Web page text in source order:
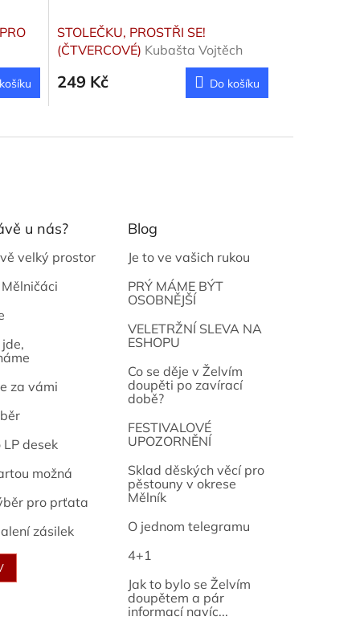
STOLEČKU, PROSTŘI SE!
(ČTVERCOVÉ) Kubašta Vojtěch
249 Kč Do košíku
u nás?
velký prostor
za vámi
desek
možná
pro prťata
zásilek
Blog
Je to ve vašich rukou
PRÝ MÁME BÝT
OSOBNĚJŠÍ
VELETRŽNÍ SLEVA NA
ESHOPU
Co se děje v Želvím
doupěti po zavírací
době?
FESTIVALOVÉ
UPOZORNĚNÍ
Sklad děských věcí pro
pěstouny v okrese
Mělník
O jednom telegramu
4+1
Jak to bylo se Želvím
doupětem a pár
informací navíc...